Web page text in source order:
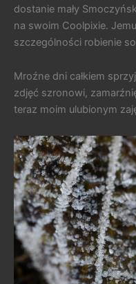
dostanie mały
na swoim Coolpixie.
szczególności robienie
Mroźne dni całkiem
zdjęć szronowi,
teraz moim ulubionym